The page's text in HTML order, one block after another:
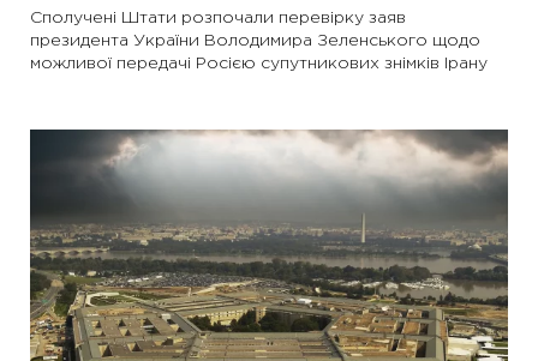
Сполучені Штати розпочали перевірку заяв
президента України Володимира Зеленського щодо
можливої передачі Росією супутникових знімків Ірану